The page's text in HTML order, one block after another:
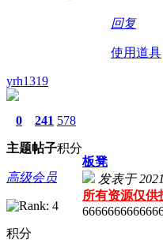
回复
使用道具
yrh1319
0
主题
241
帖子
578
积分
高级会员
积分
板凳
发表于
所有资源仅供